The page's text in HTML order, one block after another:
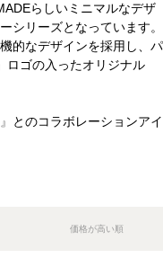
らしいミニマルなデザ
シリーズとなっています。
的なデザインを採用し、パ
ロゴの入ったオリジナル
とのコラボレーションアイ
価格が高い順